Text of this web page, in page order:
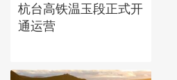
杭台高铁温玉段正式开
通运营